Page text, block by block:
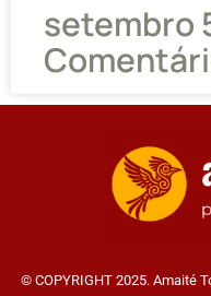
setembro
© COPYRIGHT 2025. Amaité